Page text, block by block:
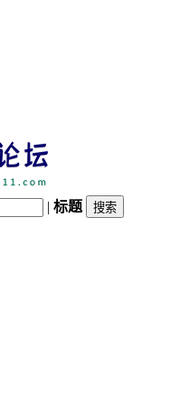
| 标题